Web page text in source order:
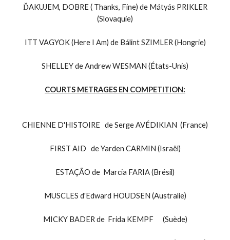
ĎAKUJEM, DOBRE ( Thanks, Fine) de Mátyás PRIKLER
(Slovaquie)
ITT VAGYOK (Here I Am) de Bálint SZIMLER (Hongrie)
SHELLEY de Andrew WESMAN (États-Unis)
COURTS METRAGES EN COMPETITION:
CHIENNE D'HISTOIRE de Serge AVÉDIKIAN (France)
FIRST AID de Yarden CARMIN (Israël)
ESTAÇÃO de Marcia FARIA (Brésil)
MUSCLES d'Edward HOUDSEN (Australie)
MICKY BADER de Frida KEMPF (Suède)